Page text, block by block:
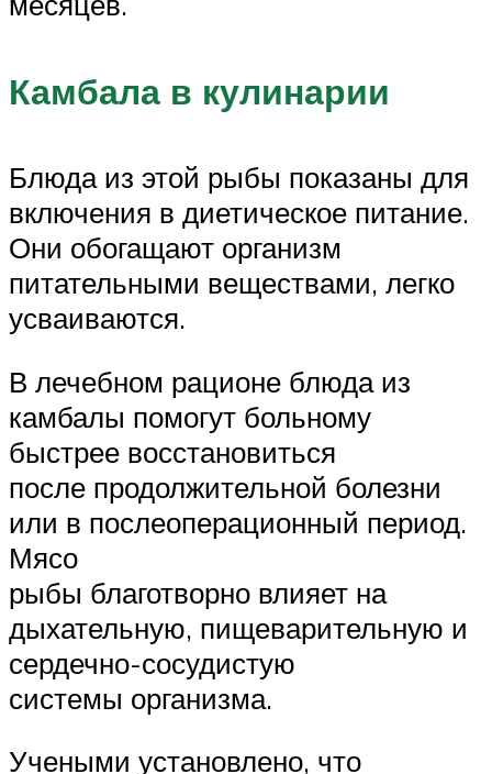
Камбала в кулинарии
Блюда из этой рыбы показаны для
включения в диетическое питание.
Они обогащают организм
питательными веществами, легко
усваиваются.
В лечебном рационе блюда из
камбалы помогут больному
быстрее восстановиться
после продолжительной болезни
или в послеоперационный период.
Мясо
рыбы благотворно влияет на
дыхательную, пищеварительную и
сердечно-сосудистую
системы организма.
Учеными установлено, что